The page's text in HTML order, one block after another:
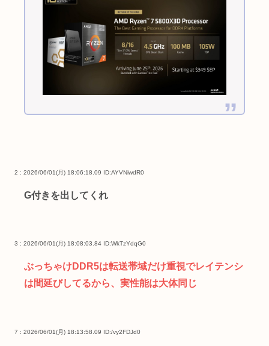
2 : 2026/06/01(月) 18:06:18.09 ID:AYVNiwdR0
G付きを出してくれ
3 : 2026/06/01(月) 18:08:03.84 ID:WkTzYdqG0
ぶっちゃけDDR5は転送帯域だけ重視でレイテンシ
は間延びしてるから、実性能は大体同じ
7 : 2026/06/01(月) 18:13:58.09 ID:/vy2FDJd0